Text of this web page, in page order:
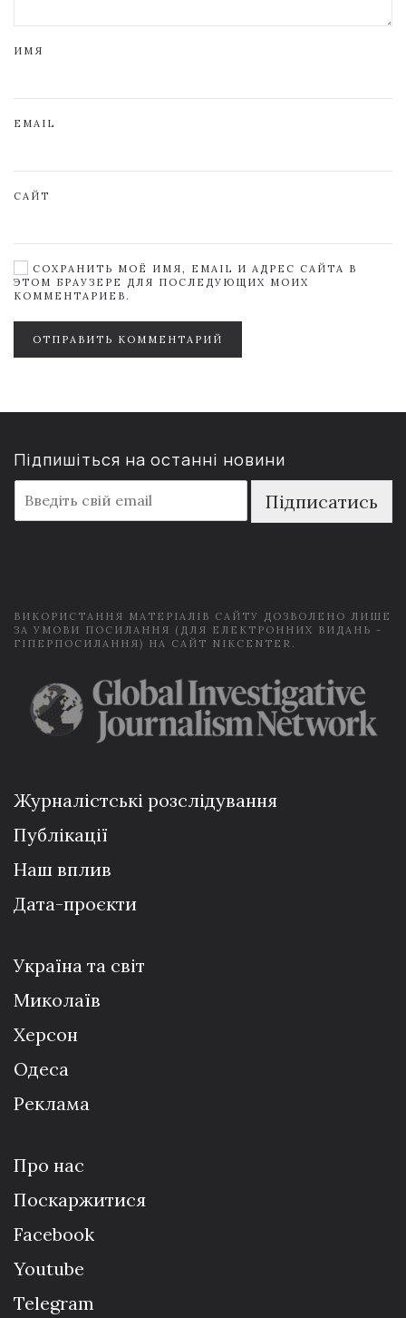
ИМЯ
EMAIL
САЙТ
СОХРАНИТЬ МОЁ ИМЯ, EMAIL И АДРЕС САЙТА В
ЭТОМ БРАУЗЕРЕ ДЛЯ ПОСЛЕДУЮЩИХ МОИХ
КОММЕНТАРИЕВ.
ОТПРАВИТЬ КОММЕНТАРИЙ
Підпишіться на останні новини
m
a
Підписатись
ВИКОРИСТАННЯ МАТЕРІАЛІВ САЙТУ ДОЗВОЛЕНО ЛИШЕ
ЗА УМОВИ ПОСИЛАННЯ (ДЛЯ ЕЛЕКТРОННИХ ВИДАНЬ -
ГІПЕРПОСИЛАННЯ) НА САЙТ NIKCENTER.
Журналістські розслідування
Публікації
Наш вплив
Дата-проєкти
Україна та світ
Миколаїв
Херсон
Одеса
Реклама
Про нас
Поскаржитися
Facebook
Youtube
Telegram